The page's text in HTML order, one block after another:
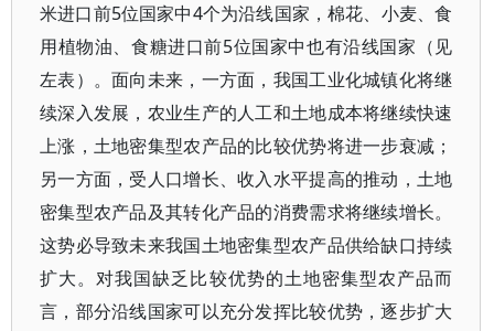
米进口前5位国家中4个为沿线国家，棉花、小麦、食
用植物油、食糖进口前5位国家中也有沿线国家（见
左表）。面向未来，一方面，我国工业化城镇化将继
续深入发展，农业生产的人工和土地成本将继续快速
上涨，土地密集型农产品的比较优势将进一步衰减；
另一方面，受人口增长、收入水平提高的推动，土地
密集型农产品及其转化产品的消费需求将继续增长。
这势必导致未来我国土地密集型农产品供给缺口持续
扩大。对我国缺乏比较优势的土地密集型农产品而
言，部分沿线国家可以充分发挥比较优势，逐步扩大